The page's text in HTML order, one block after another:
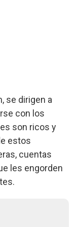
se dirigen a
con los
son ricos y
estos
cuentas
les engorden